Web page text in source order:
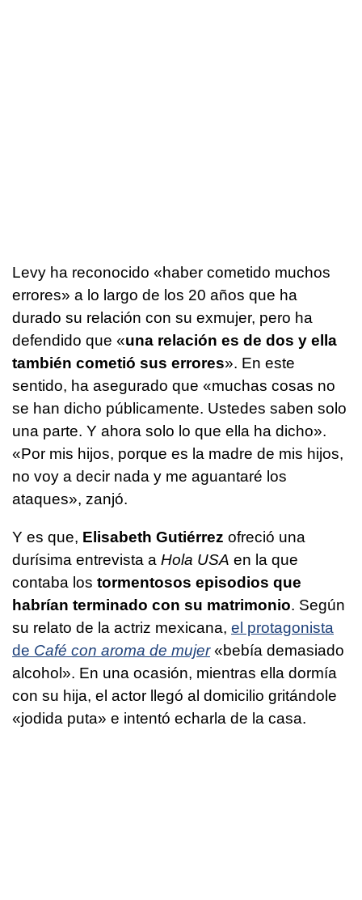
Levy ha reconocido «haber cometido muchos
errores» a lo largo de los 20 años que ha
durado su relación con su exmujer, pero ha
defendido que «una relación es de dos y ella
también cometió sus errores». En este
sentido, ha asegurado que «muchas cosas no
se han dicho públicamente. Ustedes saben solo
una parte. Y ahora solo lo que ella ha dicho».
«Por mis hijos, porque es la madre de mis hijos,
no voy a decir nada y me aguantaré los
ataques», zanjó.
Y es que, Elisabeth Gutiérrez ofreció una
durísima entrevista a Hola USA en la que
contaba los tormentosos episodios que
habrían terminado con su matrimonio. Según
su relato de la actriz mexicana, el protagonista
de Café con aroma de mujer«bebía demasiado
alcohol». En una ocasión, mientras ella dormía
con su hija, el actor llegó al domicilio gritándole
«jodida puta» e intentó echarla de la casa.